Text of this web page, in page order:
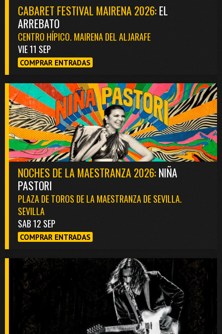
CABARET FESTIVAL MAIRENA 2026:EL
ARREBATO
CENTRO HÍPICO. MAIRENA DEL ALJARAFE
VIE 11 SEP
COMPRAR ENTRADAS
NOCHES DE LA MAESTRANZA 2026:NIÑA
PASTORI
PLAZA DE TOROS DE LA MAESTRANZA DE SEVILLA.
SEVILLA
SAB 12 SEP
COMPRAR ENTRADAS